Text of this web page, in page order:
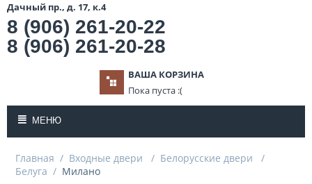
Дачный пр., д. 17, к.4
8 (906) 261-20-22
8 (906) 261-20-28
ВАША КОРЗИНА
Пока пуста :(
МЕНЮ
Главная / Входные двери / Белорусские двери
/
Белуга / Милано